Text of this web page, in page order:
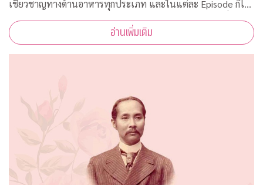
เชี่ยวชาญทางด้านอาหารทุกประเภท และในแต่ละ Episode ก็ได้
รับความร่วมมือจากคณาจารย์ ผู้ทรงคุณวุฒิ จากคณะต่างๆ ที่มาให้
ความรู้ ตามหลักวิชาการอีกด้วยอ่านเพิ่มเติม